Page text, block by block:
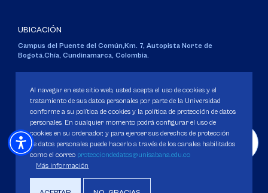
UBICACIÓN
Campus del Puente del Común,Km. 7, Autopista Norte de
Bogotá.Chía, Cundinamarca, Colombia.
Personería Jurídica:Resolución 130 del 14 de enero de 1980.
Ministerio de Educación Nacional.
Política de Protección de datos
Al navegar en este sitio web, usted acepta el uso de cookies y el
tratamiento de sus datos personales por parte de la Universidad
conforme a su política de cookies y la política de protección de datos
personales. En cualquier momento podrá configurar el uso de
cookies en su ordenador, y para ejercer sus derechos de protección
de datos personales puede hacerlo a través de los canales habilitados
como el correo protecciondedatos@unisabana.edu.co
Más información